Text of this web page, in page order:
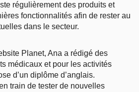
régulièrement des produits et
fonctionnalités afin de rester au
dans le secteur.
Planet, Ana a rédigé des
médicaux et pour les activités
d’un diplôme d’anglais.
train de tester de nouvelles